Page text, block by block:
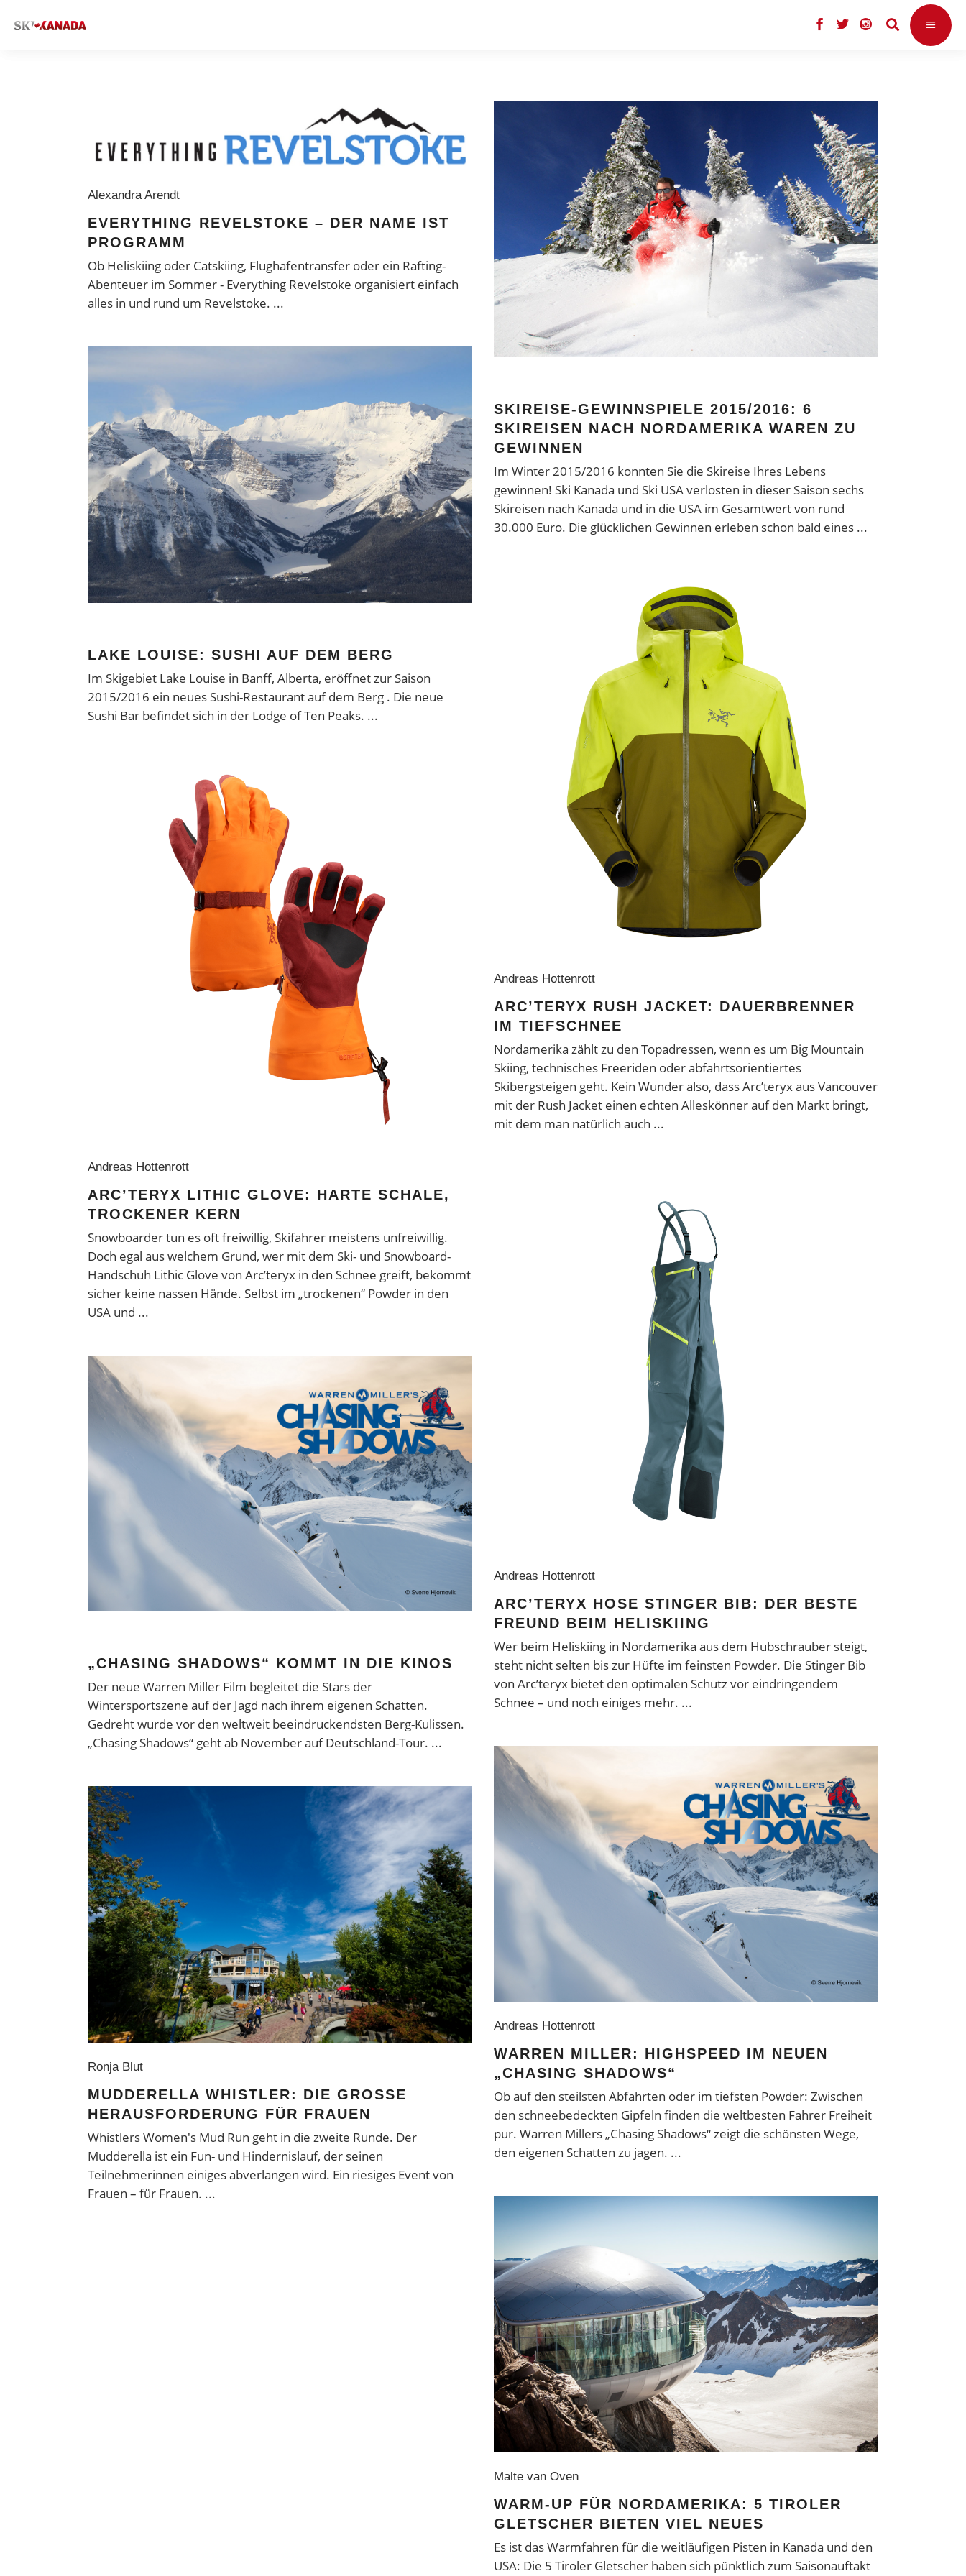
Alexandra Arendt
EVERYTHING REVELSTOKE – DER NAME IST
PROGRAMM
Ob Heliskiing oder Catskiing, Flughafentransfer oder ein Rafting-
Abenteuer im Sommer - Everything Revelstoke organisiert einfach
alles in und rund um Revelstoke.
SKIREISE-GEWINNSPIELE 2015/2016: 6
SKIREISEN NACH NORDAMERIKA WAREN ZU
GEWINNEN
Im Winter 2015/2016 konnten Sie die Skireise Ihres Lebens
gewinnen! Ski Kanada und Ski USA verlosten in dieser Saison sechs
Skireisen nach Kanada und in die USA im Gesamtwert von rund
30.000 Euro. Die glücklichen Gewinnen erleben schon bald eines
LAKE LOUISE: SUSHI AUF DEM BERG
Im Skigebiet Lake Louise in Banff, Alberta, eröffnet zur Saison
2015/2016 ein neues Sushi-Restaurant auf dem Berg . Die neue
Sushi Bar befindet sich in der Lodge of Ten Peaks.
Andreas Hottenrott
ARC’TERYX RUSH JACKET: DAUERBRENNER
IM TIEFSCHNEE
Nordamerika zählt zu den Topadressen, wenn es um Big Mountain
Skiing, technisches Freeriden oder abfahrtsorientiertes
Skibergsteigen geht. Kein Wunder also, dass Arc’teryx aus Vancouver
mit der Rush Jacket einen echten Alleskönner auf den Markt bringt,
mit dem man natürlich auch
Andreas Hottenrott
ARC’TERYX LITHIC GLOVE: HARTE SCHALE,
TROCKENER KERN
Snowboarder tun es oft freiwillig, Skifahrer meistens unfreiwillig.
Doch egal aus welchem Grund, wer mit dem Ski- und Snowboard-
Handschuh Lithic Glove von Arc’teryx in den Schnee greift, bekommt
sicher keine nassen Hände. Selbst im „trockenen“ Powder in den
USA und
Andreas Hottenrott
ARC’TERYX HOSE STINGER BIB: DER BESTE
FREUND BEIM HELISKIING
Wer beim Heliskiing in Nordamerika aus dem Hubschrauber steigt,
steht nicht selten bis zur Hüfte im feinsten Powder. Die Stinger Bib
von Arc’teryx bietet den optimalen Schutz vor eindringendem
Schnee – und noch einiges mehr.
„CHASING SHADOWS“ KOMMT IN DIE KINOS
Der neue Warren Miller Film begleitet die Stars der
Wintersportszene auf der Jagd nach ihrem eigenen Schatten.
Gedreht wurde vor den weltweit beeindruckendsten Berg-Kulissen.
„Chasing Shadows“ geht ab November auf Deutschland-Tour.
Andreas Hottenrott
WARREN MILLER: HIGHSPEED IM NEUEN
„CHASING SHADOWS“
Ob auf den steilsten Abfahrten oder im tiefsten Powder: Zwischen
den schneebedeckten Gipfeln finden die weltbesten Fahrer Freiheit
pur. Warren Millers „Chasing Shadows“ zeigt die schönsten Wege,
den eigenen Schatten zu jagen.
Ronja Blut
MUDDERELLA WHISTLER: DIE GROSSE H
ERAUSFORDERUNG FÜR FRAUEN
Whistlers Women's Mud Run geht in die zweite Runde. Der
Mudderella ist ein Fun- und Hindernislauf, der seinen
Teilnehmerinnen einiges abverlangen wird. Ein riesiges Event von
Frauen – für Frauen.
Malte van Oven
WARM-UP FÜR NORDAMERIKA: 5 TIROLER
GLETSCHER BIETEN VIEL NEUES
Es ist das Warmfahren für die weitläufigen Pisten in Kanada und den
USA: Die 5 Tiroler Gletscher haben sich pünktlich zum Saisonauftakt